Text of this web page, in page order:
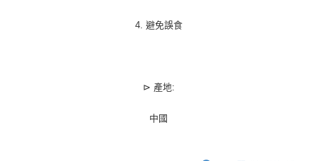
4. 避免誤食
⊳ 產地:
中國